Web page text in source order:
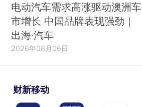
电动汽车需求高涨驱动澳洲车
市增长 中国品牌表现强劲｜
出海·汽车
2026年08月06日
财新移动